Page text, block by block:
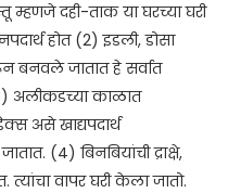
म्हणजे दही-ताक या घरच्या घरी
होत (2) इडली, डोसा
बनवले जातात हे सर्वात
अलीकडच्या काळात
असे खाद्यपदार्थ
(4) बिनबियांची द्राक्षे,
वापर घरी केला जातो.